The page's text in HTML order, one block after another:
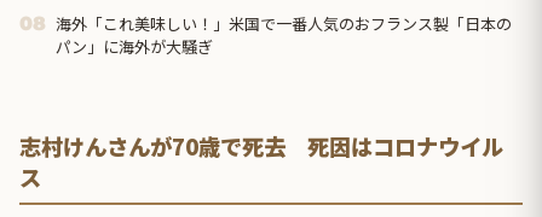
08 海外「これ美味しい！」米国で一番人気のおフランス製「日本の
パン」に海外が大騒ぎ
志村けんさんが70歳で死去 死因はコロナウイル
ス